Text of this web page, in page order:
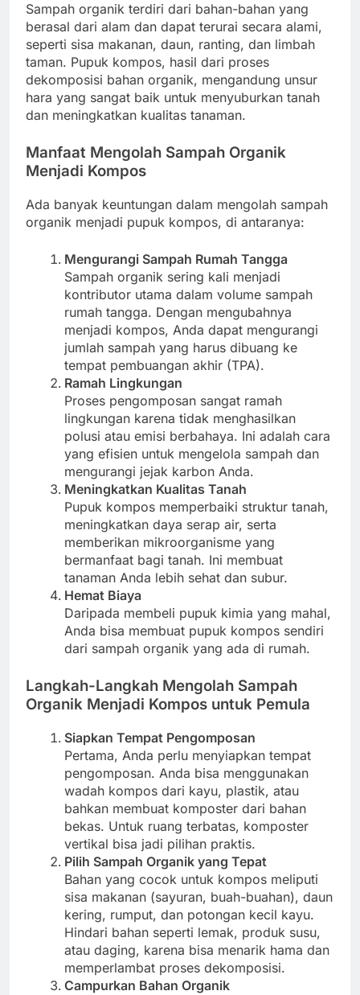
Sampah organik terdiri dari bahan-bahan yang
berasal dari alam dan dapat terurai secara alami,
seperti sisa makanan, daun, ranting, dan limbah
taman. Pupuk kompos, hasil dari proses
dekomposisi bahan organik, mengandung unsur
hara yang sangat baik untuk menyuburkan tanah
dan meningkatkan kualitas tanaman.
Manfaat Mengolah Sampah Organik
Menjadi Kompos
Ada banyak keuntungan dalam mengolah sampah
organik menjadi pupuk kompos, di antaranya:
Mengurangi Sampah Rumah Tangga
Sampah organik sering kali menjadi
kontributor utama dalam volume sampah
rumah tangga. Dengan mengubahnya
menjadi kompos, Anda dapat mengurangi
jumlah sampah yang harus dibuang ke
tempat pembuangan akhir (TPA).
Ramah Lingkungan
Proses pengomposan sangat ramah
lingkungan karena tidak menghasilkan
polusi atau emisi berbahaya. Ini adalah cara
yang efisien untuk mengelola sampah dan
mengurangi jejak karbon Anda.
Meningkatkan Kualitas Tanah
Pupuk kompos memperbaiki struktur tanah,
meningkatkan daya serap air, serta
memberikan mikroorganisme yang
bermanfaat bagi tanah. Ini membuat
tanaman Anda lebih sehat dan subur.
Hemat Biaya
Daripada membeli pupuk kimia yang mahal,
Anda bisa membuat pupuk kompos sendiri
dari sampah organik yang ada di rumah.
Langkah-Langkah Mengolah Sampah
Organik Menjadi Kompos untuk Pemula
Siapkan Tempat Pengomposan
Pertama, Anda perlu menyiapkan tempat
pengomposan. Anda bisa menggunakan
wadah kompos dari kayu, plastik, atau
bahkan membuat komposter dari bahan
bekas. Untuk ruang terbatas, komposter
vertikal bisa jadi pilihan praktis.
Pilih Sampah Organik yang Tepat
Bahan yang cocok untuk kompos meliputi
sisa makanan (sayuran, buah-buahan), daun
kering, rumput, dan potongan kecil kayu.
Hindari bahan seperti lemak, produk susu,
atau daging, karena bisa menarik hama dan
memperlambat proses dekomposisi.
Campurkan Bahan Organik